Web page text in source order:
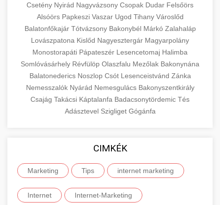
Csetény Nyirád Nagyvázsony Csopak Dudar Felsőörs
Alsóörs Papkeszi Vaszar Ugod Tihany Városlőd
Balatonfőkajár Tótvázsony Bakonybél Márkó Zalahaláp
Lovászpatona Kislőd Nagyesztergár Magyarpolány
Monostorapáti Pápateszér Lesencetomaj Halimba
Somlóvásárhely Révfülöp Olaszfalu Mezőlak Bakonynána
Balatonederics Noszlop Csót Lesenceistvánd Zánka
Nemesszalók Nyárád Nemesgulács Bakonyszentkirály
Csajág Takácsi Káptalanfa Badacsonytördemic Tés
Adásztevel Szigliget Gógánfa
CIMKÉK
Marketing Tips internet marketing
Internet Internet-Marketing